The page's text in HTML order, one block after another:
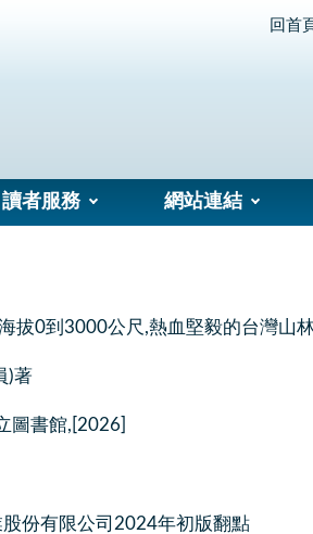
回首
讀者服務 網站連結
拔0到3000公尺,熱血堅毅的台灣山
)著
圖書館,[2026]
份有限公司2024年初版翻點